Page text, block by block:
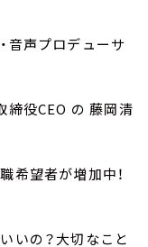
音声プロデューサ
締役CEO の 藤岡清
希望者が増加中！
いの？大切なこと